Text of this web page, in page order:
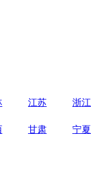
江苏 浙江
甘肃 宁夏